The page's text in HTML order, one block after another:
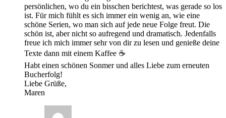
persönlichen, wo du ein bisschen berichtest, was gerade so los
ist. Für mich fühlt es sich immer ein wenig an, wie eine
schöne Serien, wo man sich auf jede neue Folge freut. Die
schön ist, aber nicht so aufregend und dramatisch. Jedenfalls
freue ich mich immer sehr von dir zu lesen und genieße deine
Texte dann mit einem Kaffee ☕️
Habt einen schönen Sonmer und alles Liebe zum erneuten
Bucherfolg!
Liebe Grüße,
Maren